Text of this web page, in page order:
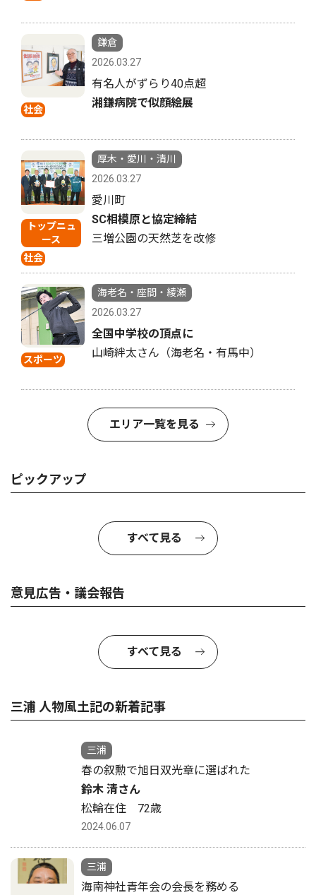
社会
鎌倉
2026.03.27
有名人がずらり40点超
湘鎌病院で似顔絵展
トップニュ
ース
社会
厚木・愛川・清川
2026.03.27
愛川町
SC相模原と協定締結
三増公園の天然芝を改修
スポーツ
海老名・座間・綾瀬
2026.03.27
全国中学校の頂点に
山崎絆太さん（海老名・有馬中）
エリア一覧を見る
ピックアップ
すべて見る
意見広告・議会報告
すべて見る
三浦 人物風土記の新着記事
三浦
春の叙勲で旭日双光章に選ばれた
鈴木 清さん
松輪在住 72歳
2024.06.07
三浦
海南神社青年会の会長を務める